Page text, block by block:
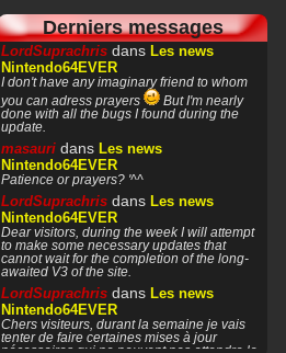
Derniers messages
LordSuprachris dans Les news
Nintendo64EVER
I don't have any imaginary friend to whom
you can adress prayers
But I'm nearly
done with all the bugs I found during the
update.
masauri dans Les news
Nintendo64EVER
Patience or prayers? '^^
LordSuprachris dans Les news
Nintendo64EVER
Dear visitors, during the week I will attempt
to make some necessary updates that
cannot wait for the completion of the long-
awaited V3 of the site.
LordSuprachris dans Les news
Nintendo64EVER
Chers visiteurs, durant la semaine je vais
tenter de faire certaines mises à jour